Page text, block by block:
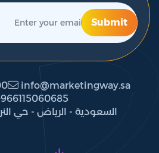
Submit
info@marketingway.sa
(العربية) السعودية - الرياض - حي